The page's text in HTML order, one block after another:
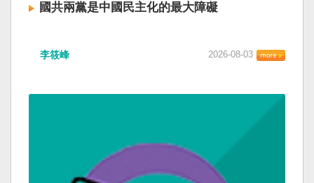
國共兩黨是中國民主化的最大障礙
李筱峰 2026-08-03